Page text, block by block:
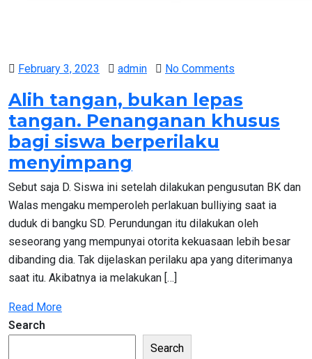
Posted
February 3, 2023 admin No Comments
Alih tangan, bukan lepas
tangan. Penanganan khusus
bagi siswa berperilaku
menyimpang
Sebut saja D. Siswa ini setelah dilakukan pengusutan BK dan
Walas mengaku memperoleh perlakuan bulliying saat ia
duduk di bangku SD. Perundungan itu dilakukan oleh
seseorang yang mempunyai otorita kekuasaan lebih besar
dibanding dia. Tak dijelaskan perilaku apa yang diterimanya
saat itu. Akibatnya ia melakukan […]
Read More
Search
Search